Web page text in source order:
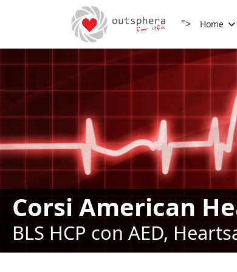
"> Home
Corsi American
BLS HCP con AED,